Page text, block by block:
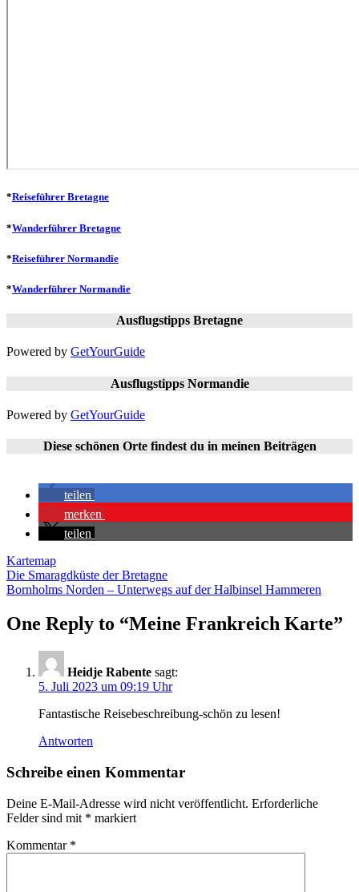
*Reiseführer Bretagne
*Wanderführer Bretagne
*Reiseführer Normandie
*Wanderführer Normandie
Ausflugstipps Bretagne
Powered by GetYourGuide
Ausflugstipps Normandie
Powered by GetYourGuide
Diese schönen Orte findest du in meinen Beiträgen
teilen
merken
teilen
Kartemap
Beitragsnavigation
Die Smaragdküste der Bretagne
Bornholms Norden – Unterwegs auf der Halbinsel Hammeren
One Reply to “Meine Frankreich Karte”
Heidje Rabente sagt:
5. Juli 2023 um 09:19 Uhr
Fantastische Reisebeschreibung-schön zu lesen!
Antworten
Schreibe einen Kommentar
Deine E-Mail-Adresse wird nicht veröffentlicht. Erforderliche
Felder sind mit * markiert
Kommentar *